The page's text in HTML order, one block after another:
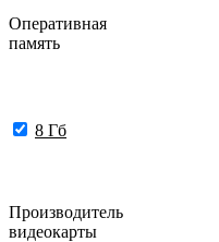
Оперативная
память
8 Гб
Производитель
видеокарты